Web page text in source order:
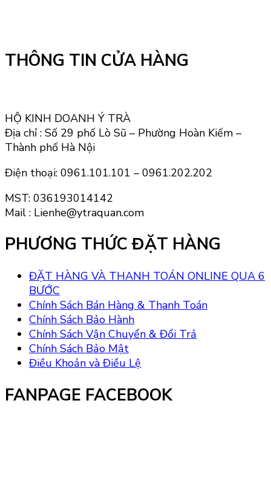
THÔNG TIN CỬA HÀNG
HỘ KINH DOANH Ý TRÀ
Địa chỉ : Số 29 phố Lò Sũ – Phường Hoàn Kiếm –
Thành phố Hà Nội
Điện thoại: 0961.101.101 – 0961.202.202
MST: 036193014142
Mail : Lienhe@ytraquan.com
PHƯƠNG THỨC ĐẶT HÀNG
ĐẶT HÀNG VÀ THANH TOÁN ONLINE QUA 6
BƯỚC
Chính Sách Bán Hàng & Thanh Toán
Chính Sách Bảo Hành
Chính Sách Vận Chuyển & Đổi Trả
Chính Sách Bảo Mật
Điều Khoản và Điều Lệ
FANPAGE FACEBOOK